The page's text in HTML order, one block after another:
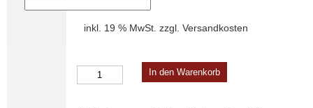
inkl. 19 % MwSt. zzgl. Versandkosten
Glasschirm
weiß
In den Warenkorb